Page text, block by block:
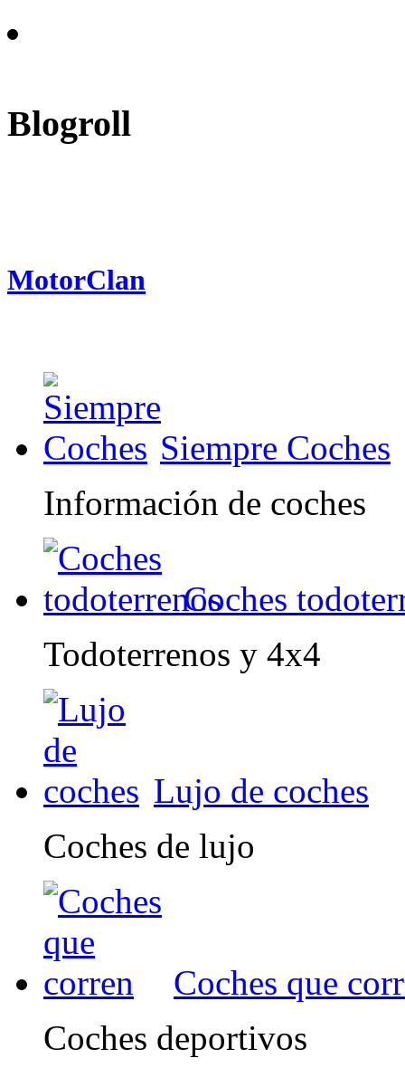
Blogroll
MotorClan
Siempre Coches
Información de coches
Coches
Todoterrenos y 4x4
Lujo de coches
Coches de lujo
Coches que
Coches deportivos